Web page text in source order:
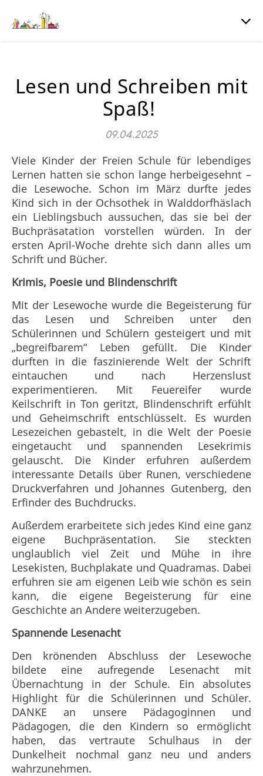
Lesen und Schreiben mit
Spaß!
09.04.2025
Viele Kinder der Freien Schule für lebendiges
Lernen hatten sie schon lange herbeigesehnt –
die Lesewoche. Schon im März durfte jedes
Kind sich in der Ochsothek in Walddorfhäslach
ein Lieblingsbuch aussuchen, das sie bei der
Buchpräsatation vorstellen würden. In der
ersten April-Woche drehte sich dann alles um
Schrift und Bücher.
Krimis, Poesie und Blindenschrift
Mit der Lesewoche wurde die Begeisterung für
das Lesen und Schreiben unter den
Schülerinnen und Schülern gesteigert und mit
„begreifbarem“ Leben gefüllt. Die Kinder
durften in die faszinierende Welt der Schrift
eintauchen und nach Herzenslust
experimentieren. Mit Feuereifer wurde
Keilschrift in Ton geritzt, Blindenschrift erfühlt
und Geheimschrift entschlüsselt. Es wurden
Lesezeichen gebastelt, in die Welt der Poesie
eingetaucht und spannenden Lesekrimis
gelauscht. Die Kinder erfuhren außerdem
interessante Details über Runen, verschiedene
Druckverfahren und Johannes Gutenberg, den
Erfinder des Buchdrucks.
Außerdem erarbeitete sich jedes Kind eine ganz
eigene Buchpräsentation. Sie steckten
unglaublich viel Zeit und Mühe in ihre
Lesekisten, Buchplakate und Quadramas. Dabei
erfuhren sie am eigenen Leib wie schön es sein
kann, die eigene Begeisterung für eine
Geschichte an Andere weiterzugeben.
Spannende Lesenacht
Den krönenden Abschluss der Lesewoche
bildete eine aufregende Lesenacht mit
Übernachtung in der Schule. Ein absolutes
Highlight für die Schülerinnen und Schüler.
DANKE an unsere Pädagoginnen und
Pädagogen, die den Kindern so ermöglicht
haben, das vertraute Schulhaus in der
Dunkelheit nochmal ganz neu und anders
wahrzunehmen.